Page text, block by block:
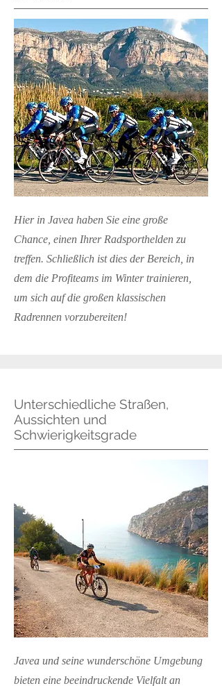
Hier in Javea haben Sie eine große
Chance, einen Ihrer Radsporthelden zu
treffen. Schließlich ist dies der Bereich, in
dem die Profiteams im Winter trainieren,
um sich auf die großen klassischen
Radrennen vorzubereiten!
Unterschiedliche Straßen,
Aussichten und
Schwierigkeitsgrade
Javea und seine wunderschöne Umgebung
bieten eine beeindruckende Vielfalt an